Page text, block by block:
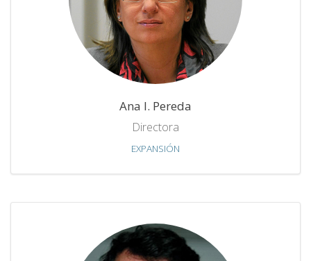
Ana I. Pereda
Directora
EXPANSIÓN